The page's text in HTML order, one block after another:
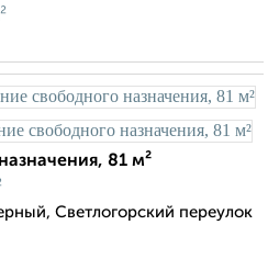
81 м²
Светлогорский переулок